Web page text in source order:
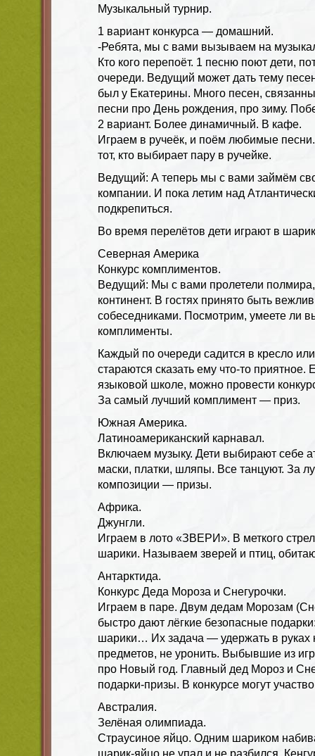
Музыкальный турнир.
1 вариант конкурса — домашний.
-Ребята, мы с вами вызываем на
Кто кого перепоёт. 1 песню поют дети,
очереди. Ведущий может дать тему
был у Екатерины. Много песен,
песни про День рождения, про зиму.
2 вариант. Более динамичный. В кафе.
Играем в ручеёк, и поём любимые
тот, кто выбирает пару в ручейке.
Ведущий: А теперь мы с вами займём
компании. И пока летим над
подкрепиться.
Во время перелётов дети играют в
Северная Америка
Конкурс комплиментов.
Ведущий: Мы с вами пролетели
континент. В гостях принято быть
собеседниками. Посмотрим, умеете ли
комплименты.
Каждый по очереди садится в кресло
стараются сказать ему что-то приятное.
языковой школе, можно провести
За самый лучший комплимент — приз.
Южная Америка.
Латиноамериканский карнавал.
Включаем музыку. Дети выбирают себе
маски, платки, шляпы. Все танцуют. За
композиции — призы.
Африка.
Джунгли.
Играем в лото «ЗВЕРИ». В меткого
шарики. Называем зверей и птиц,
Антарктида.
Конкурс Деда Мороза и Снегурочки.
Играем в паре. Двум дедам Морозам
быстро дают лёгкие безопасные
шарики… Их задача — удержать в руках
предметов, не уронить. Выбывшие из
про Новый год. Главный дед Мороз и
подарки-призы. В конкурсе могут
Австралия.
Зелёная олимпиада.
Страусиное яйцо. Одним шариком
шарик-яйцо не упал и не разбился.